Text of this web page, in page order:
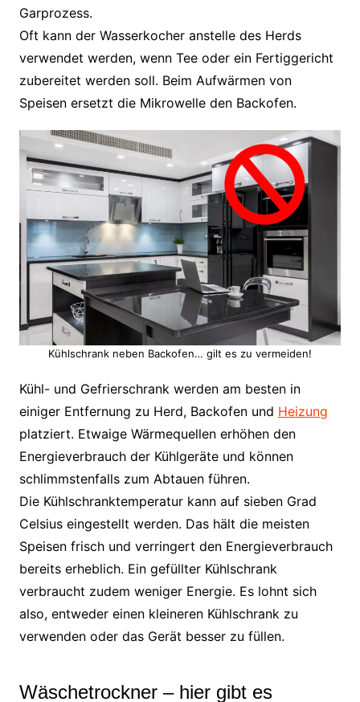
Garprozess.
Oft kann der Wasserkocher anstelle des Herds
verwendet werden, wenn Tee oder ein Fertiggericht
zubereitet werden soll. Beim Aufwärmen von
Speisen ersetzt die Mikrowelle den Backofen.
Kühlschrank neben Backofen… gilt es zu vermeiden!
Kühl- und Gefrierschrank werden am besten in
einiger Entfernung zu Herd, Backofen und Heizung
platziert. Etwaige Wärmequellen erhöhen den
Energieverbrauch der Kühlgeräte und können
schlimmstenfalls zum Abtauen führen.
Die Kühlschranktemperatur kann auf sieben Grad
Celsius eingestellt werden. Das hält die meisten
Speisen frisch und verringert den Energieverbrauch
bereits erheblich. Ein gefüllter Kühlschrank
verbraucht zudem weniger Energie. Es lohnt sich
also, entweder einen kleineren Kühlschrank zu
verwenden oder das Gerät besser zu füllen.
Wäschetrockner – hier gibt es